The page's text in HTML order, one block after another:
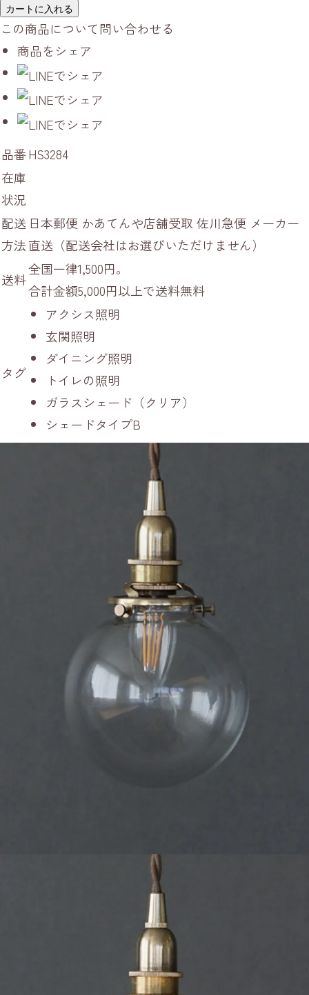
カートに入れる
この商品について問い合わせる
商品をシェア
品番HS3284
在庫
状況
配送
方法
日本郵便 かあてんや店舗受取 佐川急便 メーカー
直送（配送会社はお選びいただけません）
送料
全国一律1,500円。
合計金額5,000円以上で送料無料
タグ
アクシス照明
玄関照明
ダイニング照明
トイレの照明
ガラスシェード（クリア）
シェードタイプB